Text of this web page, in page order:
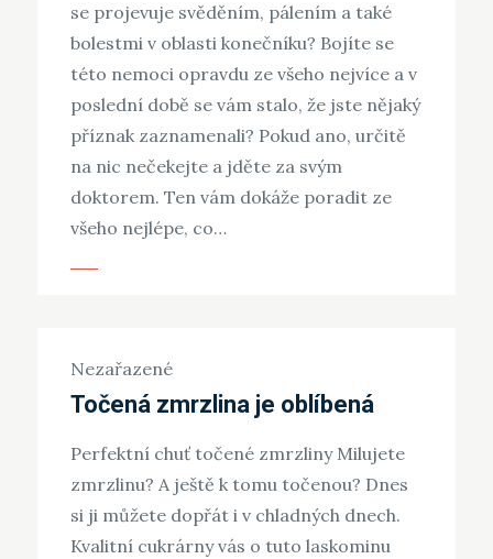
se projevuje svěděním, pálením a také
bolestmi v oblasti konečníku? Bojíte se
této nemoci opravdu ze všeho nejvíce a v
poslední době se vám stalo, že jste nějaký
příznak zaznamenali? Pokud ano, určitě
na nic nečekejte a jděte za svým
doktorem. Ten vám dokáže poradit ze
všeho nejlépe, co…
Nezařazené
Točená zmrzlina je oblíbená
Perfektní chuť točené zmrzliny Milujete
zmrzlinu? A ještě k tomu točenou? Dnes
si ji můžete dopřát i v chladných dnech.
Kvalitní cukrárny vás o tuto laskominu